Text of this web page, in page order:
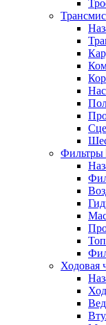
Фильтры
Ходовая